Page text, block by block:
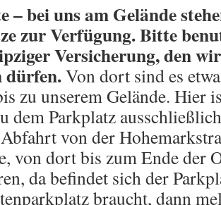
– bei uns am Gelände
zur Verfügung. Bitte
Versicherung, den
dürfen.Von dort sind es
zu unserem Gelände. Hier
dem Parkplatz
von der
von dort bis zum Ende der
da befindet sich der
braucht, dann